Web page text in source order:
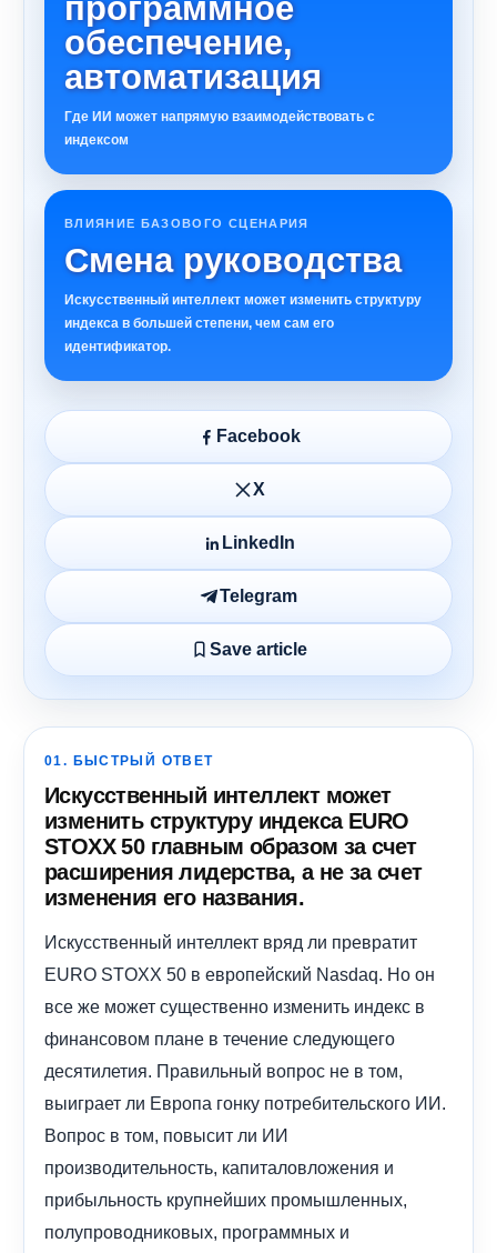
программное
обеспечение,
автоматизация
Где ИИ может напрямую взаимодействовать с
индексом
ВЛИЯНИЕ БАЗОВОГО СЦЕНАРИЯ
Смена руководства
Искусственный интеллект может изменить структуру
индекса в большей степени, чем сам его
идентификатор.
Facebook
X
LinkedIn
Telegram
Save article
01. БЫСТРЫЙ ОТВЕТ
Искусственный интеллект может
изменить структуру индекса EURO
STOXX 50 главным образом за счет
расширения лидерства, а не за счет
изменения его названия.
Искусственный интеллект вряд ли превратит
EURO STOXX 50 в европейский Nasdaq. Но он
все же может существенно изменить индекс в
финансовом плане в течение следующего
десятилетия. Правильный вопрос не в том,
выиграет ли Европа гонку потребительского ИИ.
Вопрос в том, повысит ли ИИ
производительность, капиталовложения и
прибыльность крупнейших промышленных,
полупроводниковых, программных и